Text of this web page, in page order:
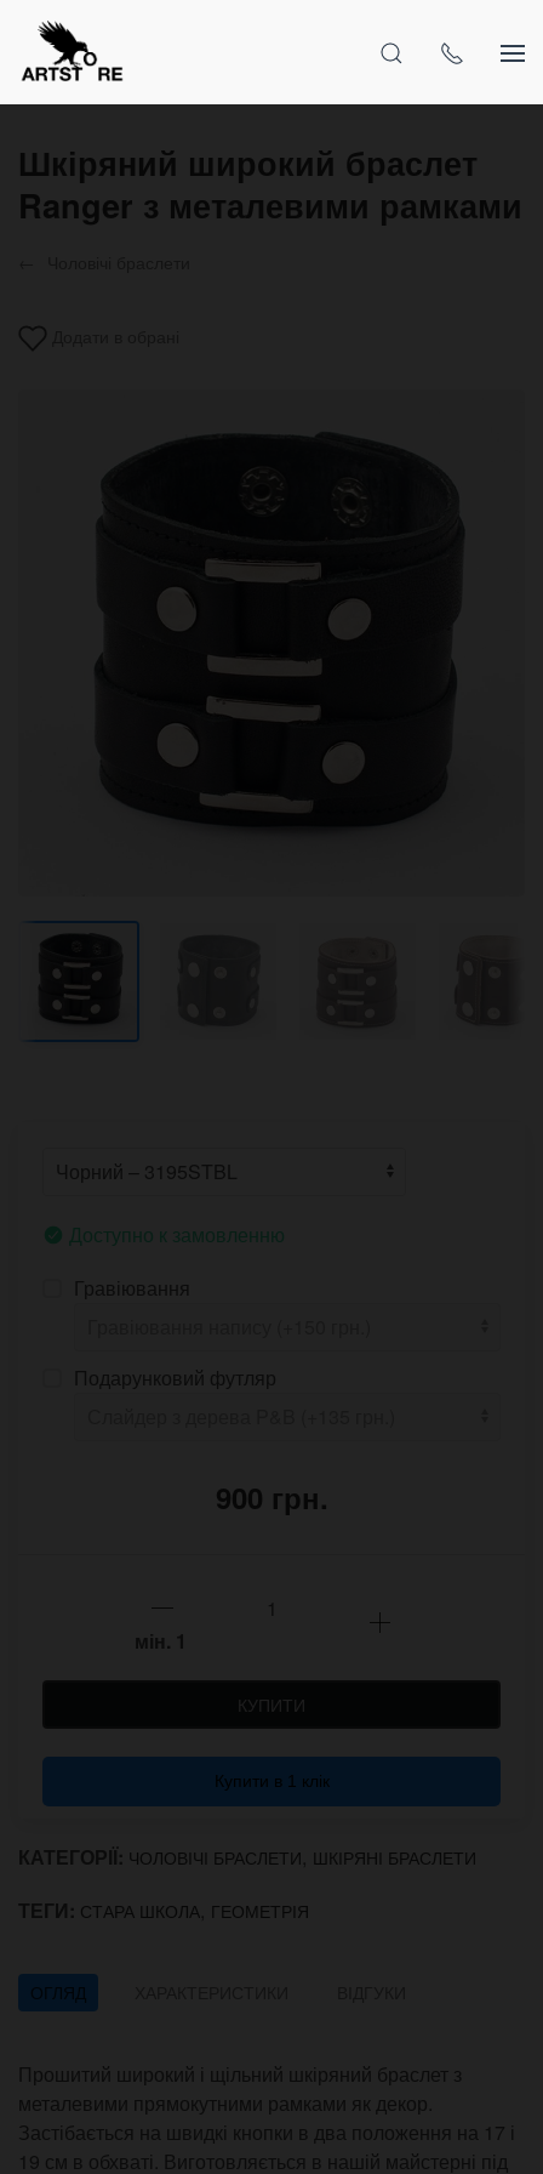
Шкіряний широкий браслет
Ranger з металевими рамками
Доступно к замовленню
Гравіювання
Подарунковий футляр
900 грн.
мін. 1
КУПИТИ
Купити в 1 клік
КАТЕГОРІЇ: ЧОЛОВІЧІ БРАСЛЕТИ, ШКІРЯНІ БРАСЛЕТИ
ТЕГИ: СТАРА ШКОЛА, ГЕОМЕТРІЯ
ОГЛЯД
Прошитий широкий і щільний шкіряний браслет з
металевими прямокутними рамками як декор.
Застібається на швидкі кнопки в два положення на 17 і
19 см в обхваті. Виготовляється в нашій майстерні під